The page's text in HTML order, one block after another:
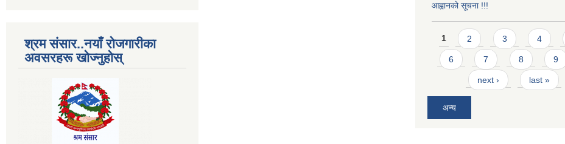
श्रम संसार..नयाँ रोजगारीका
अवसरहरू खोज्नुहोस्
आह्वानको सूचना !!!
Pages
1 2 3 4
6 7 8 9
next › last »
अन्य